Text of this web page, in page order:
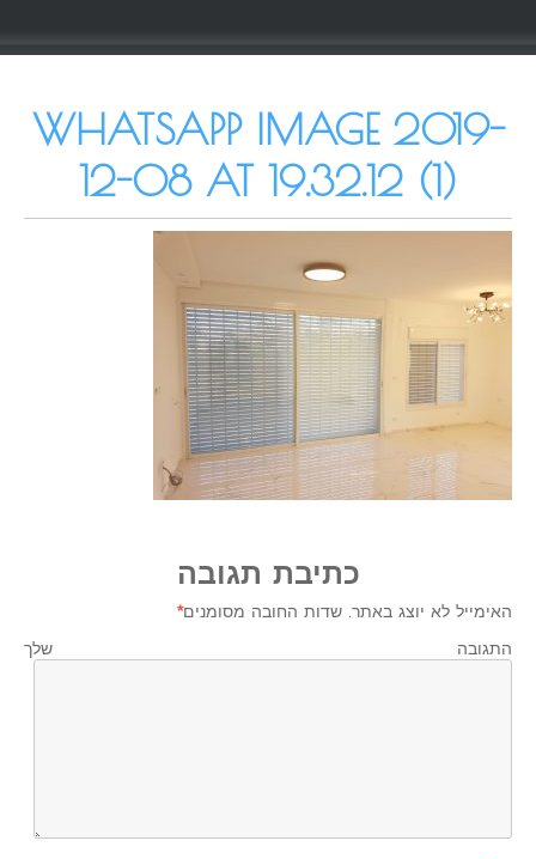
WHATSAPP IMAGE 2019-
12-08 AT 19.32.12 (1)
כתיבת תגובה
האימייל לא יוצג באתר. שדות החובה מסומנים*
התגובה שלך